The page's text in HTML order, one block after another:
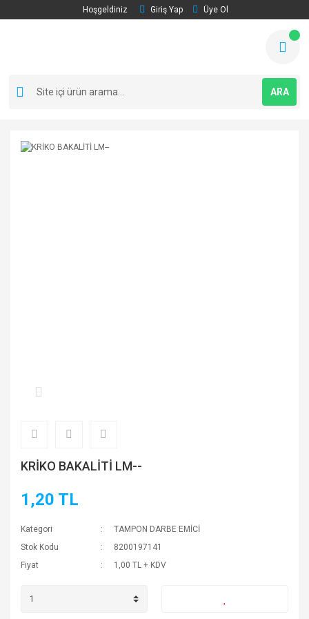
Hoşgeldiniz Giriş Yap Üye Ol
ARA
KRİKO BAKALİTİ LM--
1,20 TL
Kategori
TAMPON DARBE EMİCİ
Stok Kodu
8200197141
Fiyat
1,00 TL + KDV